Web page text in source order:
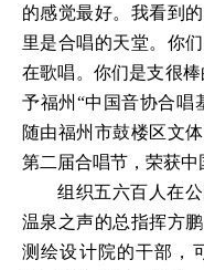
的感觉最好。我看到
里是合唱的天堂。你
在歌唱。你们是支很
予福州“中国音协合唱
随由福州市鼓楼区文
第二届合唱节，荣获中
组织五六百人在
温泉之声的总指挥方
测绘设计院的干部，